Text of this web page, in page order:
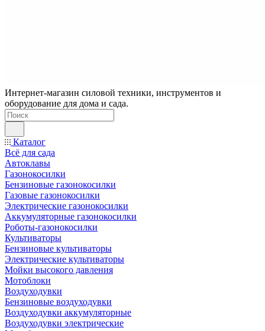
Интернет-магазин силовой техники, инструментов и
оборудование для дома и сада.
Каталог
Всё для сада
Автоклавы
Газонокосилки
Бензиновые газонокосилки
Газовые газонокосилки
Электрические газонокосилки
Аккумуляторные газонокосилки
Роботы-газонокосилки
Культиваторы
Бензиновые культиваторы
Электрические культиваторы
Мойки высокого давления
Мотоблоки
Воздуходувки
Бензиновые воздуходувки
Воздуходувки аккумуляторные
Воздуходувки электрические